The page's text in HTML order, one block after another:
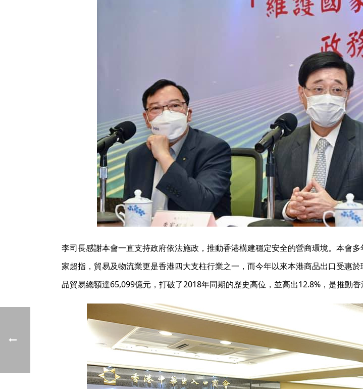
李司長感謝本會一直支持政府依法施政，推動香港構建穩定安全的營商環境。本會
家超指，貿易及物流業更是香港四大支柱行業之一，而今年以來本港商品出口受惠
品貿易總額達65,099億元，打破了2018年同期的歷史高位，並高出12.8%，是推動香